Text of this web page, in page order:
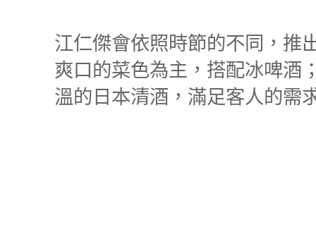
江仁傑會依照時節的不同，推
爽口的菜色為主，搭配冰啤酒
溫的日本清酒，滿足客人的需